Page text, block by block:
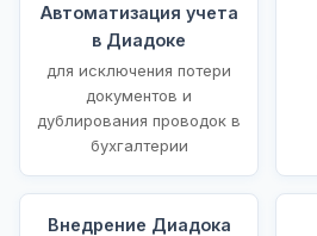
Автоматизация учета
в Диадоке
для исключения потери
документов и
дублирования проводок в
бухгалтерии
Внедрение Диадока